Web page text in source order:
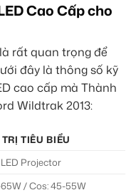
Cao Cấp cho
rất quan trọng để
đây là thông số kỹ
cao cấp mà Thành
Wildtrak 2013:
TIÊU BIỂU
Projector
/ Cos: 45-55W